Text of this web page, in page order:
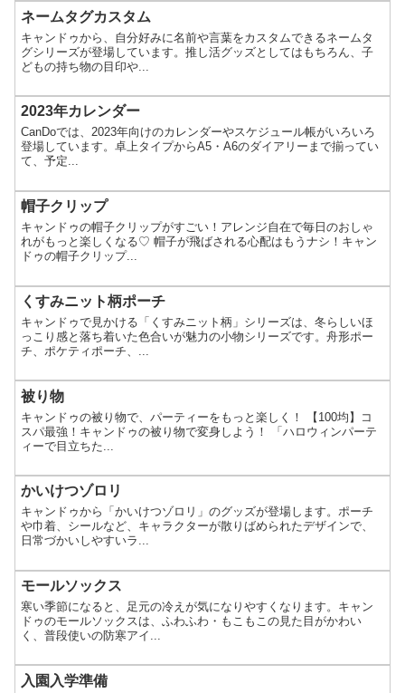
ネームタグカスタム
キャンドゥから、自分好みに名前や言葉をカスタムできるネームタ
グシリーズが登場しています。推し活グッズとしてはもちろん、子
どもの持ち物の目印や...
2023年カレンダー
CanDoでは、2023年向けのカレンダーやスケジュール帳がいろいろ
登場しています。卓上タイプからA5・A6のダイアリーまで揃ってい
て、予定...
帽子クリップ
キャンドゥの帽子クリップがすごい！アレンジ自在で毎日のおしゃ
れがもっと楽しくなる♡ 帽子が飛ばされる心配はもうナシ！キャン
ドゥの帽子クリップ...
くすみニット柄ポーチ
キャンドゥで見かける「くすみニット柄」シリーズは、冬らしいほ
っこり感と落ち着いた色合いが魅力の小物シリーズです。舟形ポー
チ、ポケティポーチ、...
被り物
キャンドゥの被り物で、パーティーをもっと楽しく！ 【100均】コ
スパ最強！キャンドゥの被り物で変身しよう！ 「ハロウィンパーテ
ィーで目立ちた...
かいけつゾロリ
キャンドゥから「かいけつゾロリ」のグッズが登場します。ポーチ
や巾着、シールなど、キャラクターが散りばめられたデザインで、
日常づかいしやすいラ...
モールソックス
寒い季節になると、足元の冷えが気になりやすくなります。キャン
ドゥのモールソックスは、ふわふわ・もこもこの見た目がかわい
く、普段使いの防寒アイ...
入園入学準備